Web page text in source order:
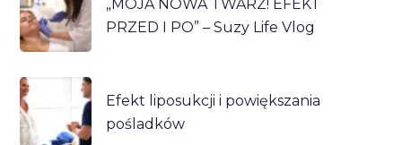
„MOJA NOWA TWARZ! EFEKT
PRZED I PO” – Suzy Life Vlog
Efekt liposukcji i powiększania
pośladków